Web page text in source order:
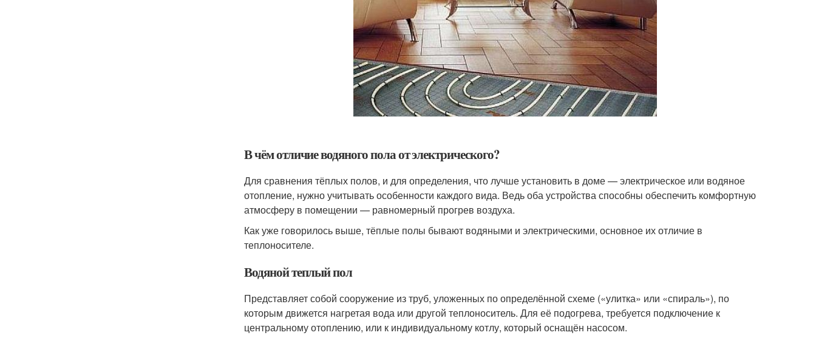
В чём отличие водяного пола от электрического?
Для сравнения тёплых полов, и для определения, что лучше установить в доме — электрическое или водяное
отопление, нужно учитывать особенности каждого вида. Ведь оба устройства способны обеспечить комфортную
атмосферу в помещении — равномерный прогрев воздуха.
Как уже говорилось выше, тёплые полы бывают водяными и электрическими, основное их отличие в
теплоносителе.
Водяной теплый пол
Представляет собой сооружение из труб, уложенных по определённой схеме («улитка» или «спираль»), по
которым движется нагретая вода или другой теплоноситель. Для её подогрева, требуется подключение к
центральному отоплению, или к индивидуальному котлу, который оснащён насосом.